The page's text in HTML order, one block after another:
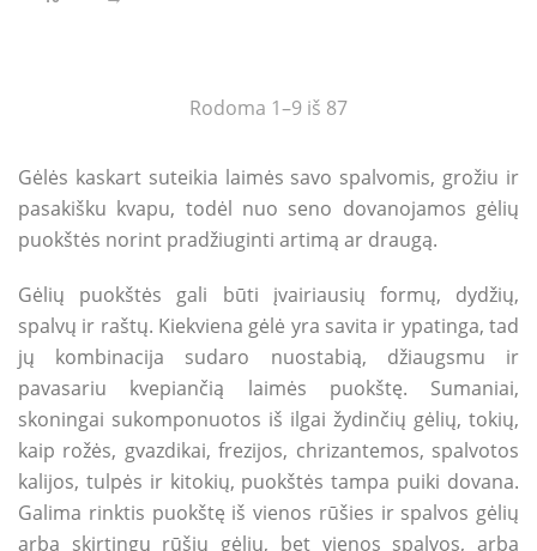
Rodoma 1–9 iš 87
Gėlės kaskart suteikia laimės savo spalvomis, grožiu ir
pasakišku kvapu, todėl nuo seno dovanojamos gėlių
puokštės norint pradžiuginti artimą ar draugą.
Gėlių puokštės gali būti įvairiausių formų, dydžių,
spalvų ir raštų. Kiekviena gėlė yra savita ir ypatinga, tad
jų kombinacija sudaro nuostabią, džiaugsmu ir
pavasariu kvepiančią laimės puokštę. Sumaniai,
skoningai sukomponuotos iš ilgai žydinčių gėlių, tokių,
kaip rožės, gvazdikai, frezijos, chrizantemos, spalvotos
kalijos, tulpės ir kitokių, puokštės tampa puiki dovana.
Galima rinktis puokštę iš vienos rūšies ir spalvos gėlių
arba skirtingų rūšių gėlių, bet vienos spalvos, arba